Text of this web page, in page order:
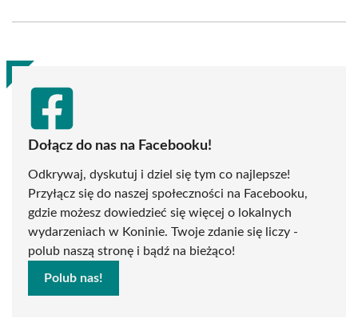
(Twitter)
Dołącz do nas na Facebooku!
Odkrywaj, dyskutuj i dziel się tym co najlepsze!
Przyłącz się do naszej społeczności na Facebooku,
gdzie możesz dowiedzieć się więcej o lokalnych
wydarzeniach w Koninie. Twoje zdanie się liczy -
polub naszą stronę i bądź na bieżąco!
Polub nas!